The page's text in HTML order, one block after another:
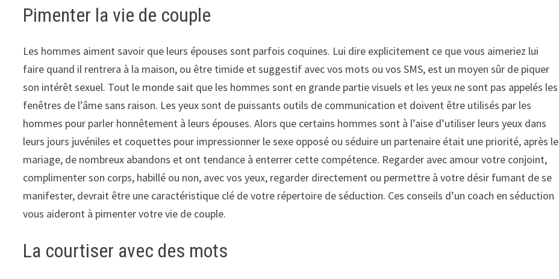
Pimenter la vie de couple
Les hommes aiment savoir que leurs épouses sont parfois coquines. Lui dire explicitement ce que vous aimeriez lui
faire quand il rentrera à la maison, ou être timide et suggestif avec vos mots ou vos SMS, est un moyen sûr de piquer
son intérêt sexuel. Tout le monde sait que les hommes sont en grande partie visuels et les yeux ne sont pas appelés les
fenêtres de l’âme sans raison. Les yeux sont de puissants outils de communication et doivent être utilisés par les
hommes pour parler honnêtement à leurs épouses. Alors que certains hommes sont à l’aise d’utiliser leurs yeux dans
leurs jours juvéniles et coquettes pour impressionner le sexe opposé ou séduire un partenaire était une priorité, après le
mariage, de nombreux abandons et ont tendance à enterrer cette compétence. Regarder avec amour votre conjoint,
complimenter son corps, habillé ou non, avec vos yeux, regarder directement ou permettre à votre désir fumant de se
manifester, devrait être une caractéristique clé de votre répertoire de séduction. Ces conseils d’un coach en séduction
vous aideront à pimenter votre vie de couple.
La courtiser avec des mots